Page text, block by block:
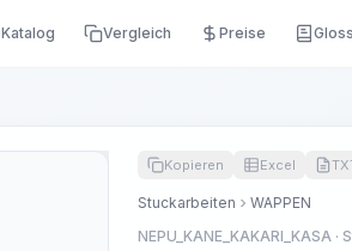
Katalog Vergleich Preise
Kopieren Excel
Stuckarbeiten
WAPPEN
NEPU_KANE_KAKARI_KASA ·